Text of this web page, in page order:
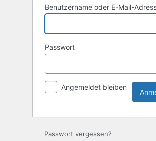
Benutzername oder E-Mail-
Passwort
Angemeldet bleiben
Passwort vergessen?